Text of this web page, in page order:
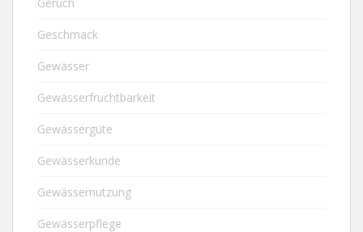
Geschmack
Gewässer
Gewässerfruchtbarkeit
Gewässergüte
Gewässerkunde
Gewässernutzung
Gewässerpflege